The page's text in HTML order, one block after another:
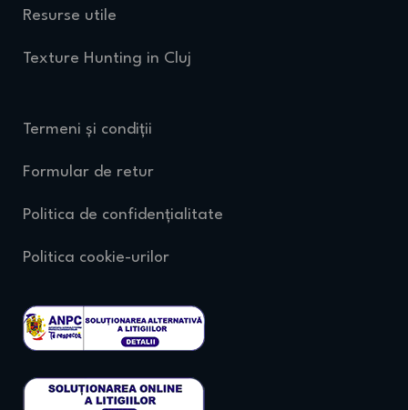
Resurse utile
Texture Hunting in Cluj
Termeni și condiții
Formular de retur
Politica de confidențialitate
Politica cookie-urilor